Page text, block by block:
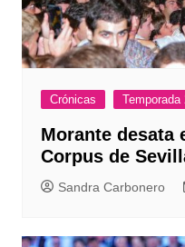
Crónicas Temporada
Morante desata
Corpus de
Sandra Carbonero